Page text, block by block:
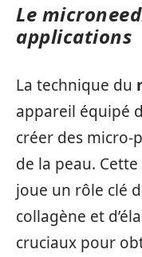
Le
applications
La technique du
appareil équipé
créer des micro-
de la peau.
joue un rôle clé
collagène et
cruciaux pour